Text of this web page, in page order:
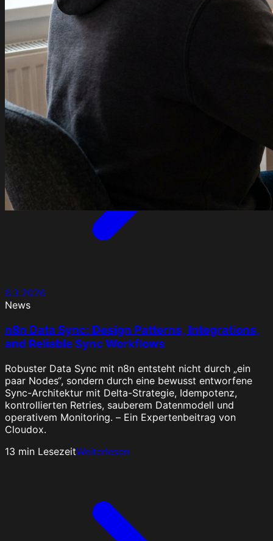
min LesezeitWeiterlesen
6.3.2026
News
n8n Data Sync: Design Patterns, Integrations,
and Reliable Sync Workflows
Robuster Data Sync mit n8n entsteht nicht durch „ein
paar Nodes“, sondern durch eine bewusst entworfene
Sync-Architektur mit Delta-Strategie, Idempotenz,
kontrollierten Retries, sauberem Datenmodell und
operativem Monitoring. – Ein Expertenbeitrag von
Cloudox.
13 min LesezeitWeiterlesen